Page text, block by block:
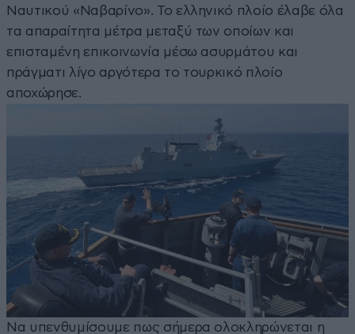
Ναυτικού «Ναβαρίνο». Το ελληνικό πλοίο έλαβε όλα
τα απαραίτητα μέτρα μεταξύ των οποίων και
επισταμένη επικοινωνία μέσω ασυρμάτου και
πράγματι λίγο αργότερα το τουρκικό πλοίο
αποχώρησε.
Να υπενθυμίσουμε πως σήμερα ολοκληρώνεται η